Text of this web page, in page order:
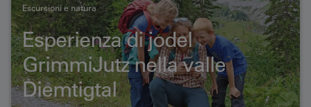
Escursioni e natura
Esperienza di jodel
GrimmiJutz nella valle
Diemtigtal